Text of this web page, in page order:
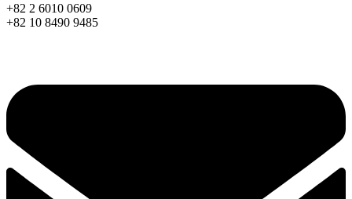
+82 2 6010 0609
+82 10 8490 9485